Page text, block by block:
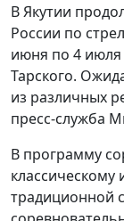
В Якутии
России по
июня по 4 июля
Тарского.
из различных
пресс-служба
В программу
классическому
традиционной